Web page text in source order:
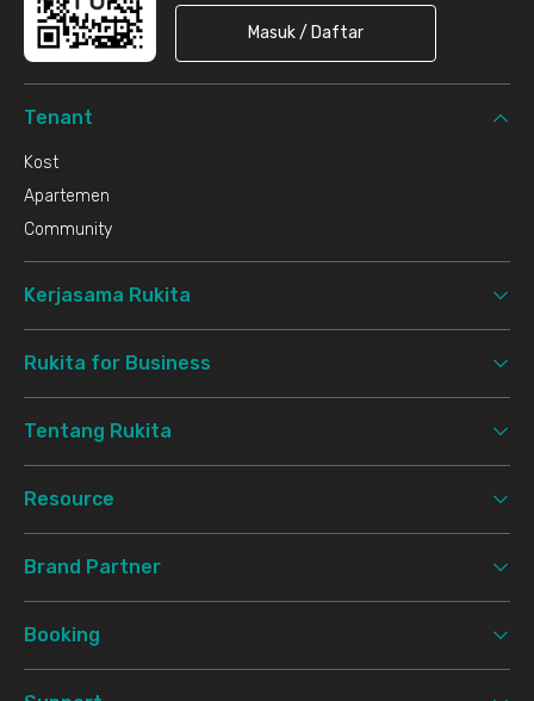
Masuk / Daftar
Tenant
Kost
Apartemen
Community
Kerjasama Rukita
Rukita for Business
Tentang Rukita
Resource
Brand Partner
Booking